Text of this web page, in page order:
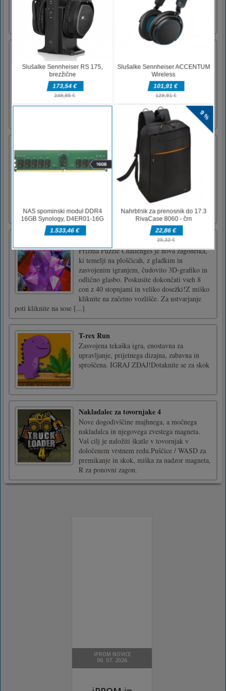
simulatorju vožnje z avtomobilom. Vozite
najbolj besne športne avtomobile!Nadzoruje
miško
Dirkalni avtomobili Jigsaw Challenge
ki jo lahko igrate brezplačno. Racing Cars
Jigsaw Challenge je iz žanra sestavljanke in
sestavljanke. So vam všeč dirkalni
avtomobili? Poskusimo to lepo sestavljanko o
tem! Izbirate lahko med 12 slikami. Vaša
Zombie Mission začne 6. epizodo s
popolnoma novo pustolovščino. Ko so zajeli
zemljevid, so se odpravili v puščavo. Zombi
ekipa je ugrabila nekaj ujetnikov in jih
odpeljala v puščavo. Sodelujte s svojim
prijateljem in rešite zapornike v puščavi! V
Zombie Mission 6 morate premagati [...]
Prizma Puzzle Challenges je nova zagonetka,
ki temelji na ploščicah, z gladkim in
zasvojenim igranjem, čudovito 3D-grafiko in
odlično glasbo. Poskusite dokončati vseh 8
con z 40 stopnjami in veliko dosežki!Z miško
kliknite na začetno vozlišče. Za ustvarjanje
poti kliknite na sose [...]
T-rex Run
Zasvojena tekaška igra, enostavna za
upravljanje, prijetnega dizajna, zabavna in
sproščena. IGRAJ ZDAJ!Dotaknite se za skok
Nakladalec za tovornjake 4
Nove dogodivščine majhnega, a močnega
nakladalca in njegovega zvestega magneta.
Vaš cilj je naložiti škatle v tovornjak v
določenem vrstnem redu.Puščice / WASD za
premikanje in skok, miška za nadzor magneta,
R za ponovni zagon.